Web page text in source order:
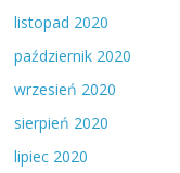
listopad 2020
październik 2020
wrzesień 2020
sierpień 2020
lipiec 2020